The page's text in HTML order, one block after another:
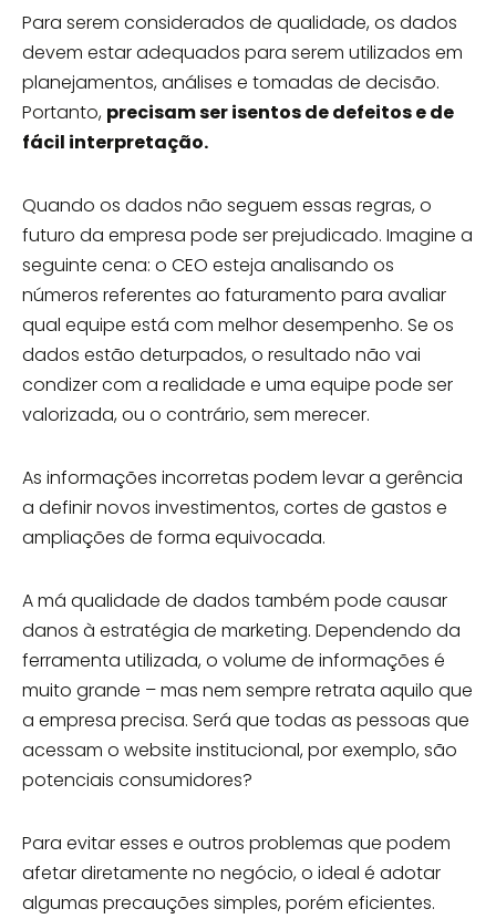
Para serem considerados de qualidade, os dados
devem estar adequados para serem utilizados em
planejamentos, análises e tomadas de decisão.
Portanto, precisam ser isentos de defeitos e de
fácil interpretação.
Quando os dados não seguem essas regras, o
futuro da empresa pode ser prejudicado. Imagine a
seguinte cena: o CEO esteja analisando os
números referentes ao faturamento para avaliar
qual equipe está com melhor desempenho. Se os
dados estão deturpados, o resultado não vai
condizer com a realidade e uma equipe pode ser
valorizada, ou o contrário, sem merecer.
As informações incorretas podem levar a gerência
a definir novos investimentos, cortes de gastos e
ampliações de forma equivocada.
A má qualidade de dados também pode causar
danos à estratégia de marketing. Dependendo da
ferramenta utilizada, o volume de informações é
muito grande – mas nem sempre retrata aquilo que
a empresa precisa. Será que todas as pessoas que
acessam o website institucional, por exemplo, são
potenciais consumidores?
Para evitar esses e outros problemas que podem
afetar diretamente no negócio, o ideal é adotar
algumas precauções simples, porém eficientes.